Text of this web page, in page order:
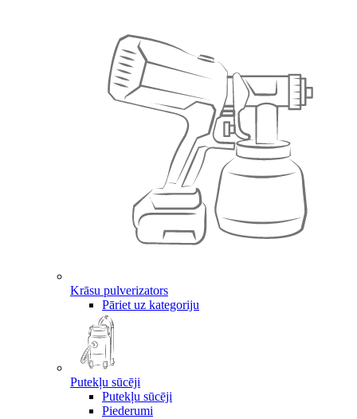
Krāsu pulverizators
Pāriet uz kategoriju
Putekļu sūcēji
Putekļu sūcēji
Piederumi